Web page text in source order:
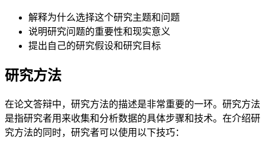
解释为什么选择这个研究主题和问题
说明研究问题的重要性和现实意义
提出自己的研究假设和研究目标
研究方法
在论文答辩中，研究方法的描述是非常重要的一环。研究方法
是指研究者用来收集和分析数据的具体步骤和技术。在介绍研
究方法的同时，研究者可以使用以下技巧：